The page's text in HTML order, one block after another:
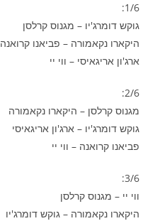
1/6:
גוקש דומרג'יו – מגנוס קרלסן
היקארו נקאמורה – פביאנו קרואנה
ארג'ון אריגאיסי – ווי יי
2/6:
מגנוס קרלסן – היקארו נקאמורה
גוקש דומרג'יו – ארג'ון אריגאיסי
פביאנו קרואנה – ווי יי
3/6:
ווי יי – מגנוס קרלסן
היקארו נקאמורה – גוקש דומרג'יו